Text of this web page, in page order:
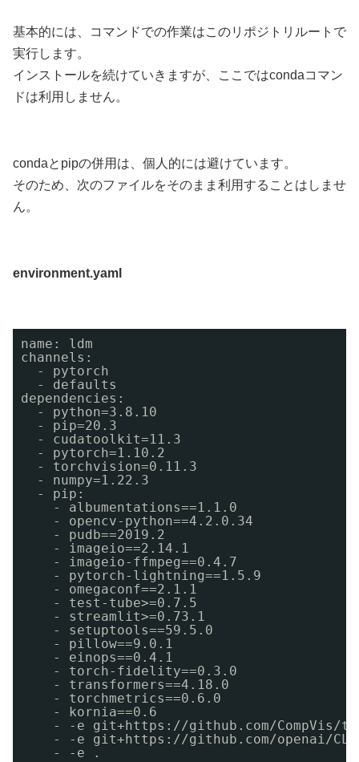
基本的には、コマンドでの作業はこのリポジトリルートで
実行します。
インストールを続けていきますが、ここではcondaコマン
ドは利用しません。
condaとpipの併用は、個人的には避けています。
そのため、次のファイルをそのまま利用することはしませ
ん。
environment.yaml
name: ldm
channels:
- pytorch
- defaults
dependencies:
- python=3.8.10
- pip=20.3
- cudatoolkit=11.3
- pytorch=1.10.2
- torchvision=0.11.3
- numpy=1.22.3
- pip:
- albumentations==1.1.0
- opencv-python==4.2.0.34
- pudb==2019.2
- imageio==2.14.1
- imageio-ffmpeg==0.4.7
- pytorch-lightning==1.5.9
- omegaconf==2.1.1
- test-tube>=0.7.5
- streamlit>=0.73.1
- setuptools==59.5.0
- pillow==9.0.1
- einops==0.4.1
- torch-fidelity==0.3.0
- transformers==4.18.0
- torchmetrics==0.6.0
- kornia==0.6
- -e git+https://github.com/CompVis/
- -e git+https://github.com/openai/
- -e .